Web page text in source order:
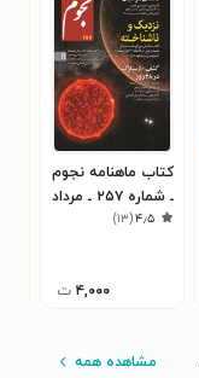
کتاب ماهنامه نجوم
ـ شماره ۲۵۷ ـ مرداد
و شهریور ۹۵
۴٫۵(۱۳)
۴,۰۰۰ ت
مشاهده همه